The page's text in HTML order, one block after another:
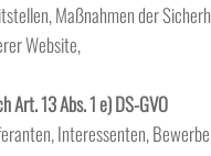
Maßnahmen der
Website,
Art. 13 Abs. 1 e) DS-GVO
Interessenten,